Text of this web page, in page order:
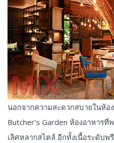
นอกจากความสะดวกสบายในห้อ
Butcher’s Garden ห้องอาหาร
เลิศหลากสไตล์ อีกทั้งเนื้อระดับพ